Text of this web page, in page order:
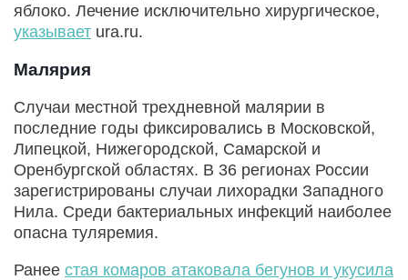
яблоко. Лечение исключительно хирургическое,
указывает ura.ru.
Малярия
Случаи местной трехдневной малярии в
последние годы фиксировались в Московской,
Липецкой, Нижегородской, Самарской и
Оренбургской областях. В 36 регионах России
зарегистрированы случаи лихорадки Западного
Нила. Среди бактериальных инфекций наиболее
опасна туляремия.
Ранее стая комаров атаковала бегунов и укусила